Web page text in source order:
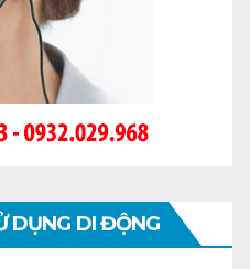
DỤNG DI ĐỘNG